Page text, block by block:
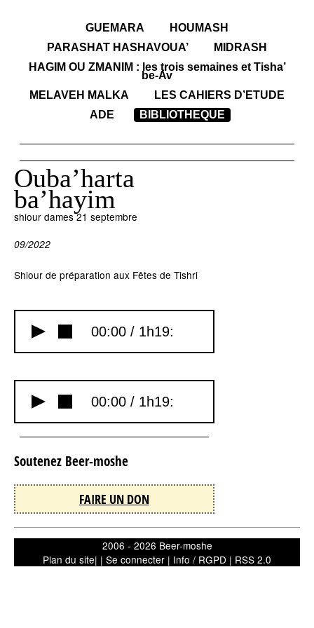
GUEMARA
HOUMASH
PARASHAT HASHAVOUA’
MIDRASH
HAGIM OU ZMANIM : les trois semaines et Tisha’
be-Av
MELAVEH MALKA
LES CAHIERS D’ETUDE
ADE
BIBLIOTHEQUE
Ouba’harta
ba’hayim
shiour dames 21 septembre
09/2022
Shiour de préparation aux Fêtes de Tishri
00:00 / 1h19:
00:00 / 1h19:
Soutenez Beer-moshe
FAIRE UN DON
2006 - 2026 Beer-moshe
Plan du site| | Se connecter | Info / RGPD | RSS 2.0